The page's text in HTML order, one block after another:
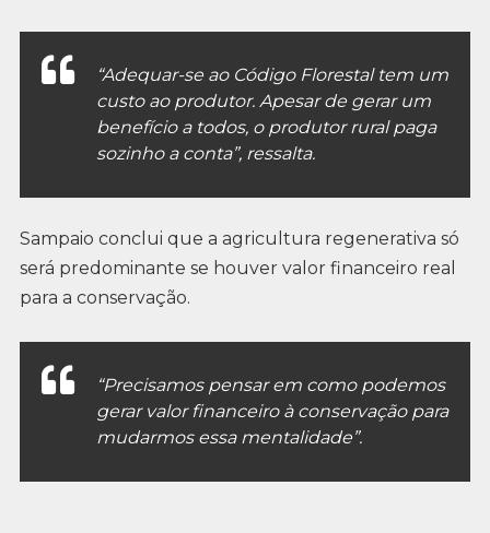
“Adequar-se ao Código Florestal tem um
custo ao produtor. Apesar de gerar um
benefício a todos, o produtor rural paga
sozinho a conta”, ressalta.
Sampaio conclui que a agricultura regenerativa só
será predominante se houver valor financeiro real
para a conservação.
“Precisamos pensar em como podemos
gerar valor financeiro à conservação para
mudarmos essa mentalidade”.